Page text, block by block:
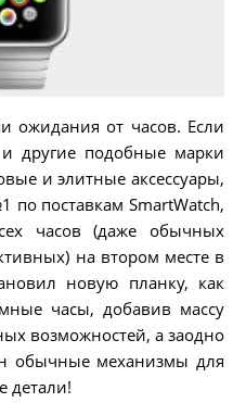
ожидания от часов. Если
другие подобные марки
и элитные аксессуары,
по поставкам SmartWatch,
часов (даже обычных
на втором месте в
новую планку, как
часы, добавив массу
возможностей, а заодно
обычные механизмы для
детали!